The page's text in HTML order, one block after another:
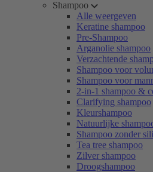
Shampoo
Alle weergeven
Keratine shampoo
Pre-Shampoo
Arganolie shampoo
Verzachtende
Shampoo voor
Shampoo voor
2-in-1 shampoo &
Clarifying shampoo
Kleurshampoo
Natuurlijke
Shampoo zonder
Tea tree shampoo
Zilver shampoo
Droogshampoo